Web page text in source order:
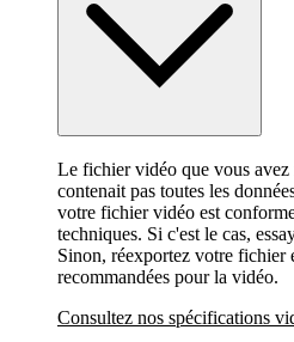
Le fichier vidéo que vous
contenait pas toutes les
votre fichier vidéo est
techniques. Si c'est le cas,
Sinon, réexportez votre fichier
recommandées pour la vidéo.
Consultez nos spécifications